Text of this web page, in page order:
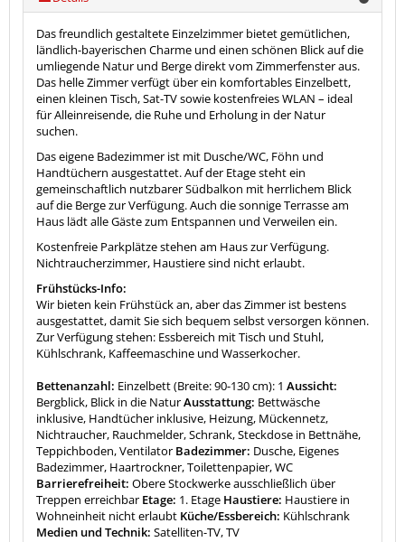
Das freundlich gestaltete Einzelzimmer bietet gemütlichen,
ländlich-bayerischen Charme und einen schönen Blick auf die
umliegende Natur und Berge direkt vom Zimmerfenster aus.
Das helle Zimmer verfügt über ein komfortables Einzelbett,
einen kleinen Tisch, Sat-TV sowie kostenfreies WLAN – ideal
für Alleinreisende, die Ruhe und Erholung in der Natur
suchen.
Das eigene Badezimmer ist mit Dusche/WC, Föhn und
Handtüchern ausgestattet. Auf der Etage steht ein
gemeinschaftlich nutzbarer Südbalkon mit herrlichem Blick
auf die Berge zur Verfügung. Auch die sonnige Terrasse am
Haus lädt alle Gäste zum Entspannen und Verweilen ein.
Kostenfreie Parkplätze stehen am Haus zur Verfügung.
Nichtraucherzimmer, Haustiere sind nicht erlaubt.
Frühstücks-Info:
Wir bieten kein Frühstück an, aber das Zimmer ist bestens
ausgestattet, damit Sie sich bequem selbst versorgen können.
Zur Verfügung stehen: Essbereich mit Tisch und Stuhl,
Kühlschrank, Kaffeemaschine und Wasserkocher.
Bettenanzahl: Einzelbett (Breite: 90-130 cm): 1 Aussicht:
Bergblick, Blick in die NaturAusstattung: Bettwäsche
inklusive, Handtücher inklusive, Heizung, Mückennetz,
Nichtraucher, Rauchmelder, Schrank, Steckdose in Bettnähe,
Teppichboden, Ventilator Badezimmer: Dusche, Eigenes
Badezimmer, Haartrockner, Toilettenpapier, WC
Barrierefreiheit: Obere Stockwerke ausschließlich über
Treppen erreichbar Etage: 1. Etage Haustiere: Haustiere in
Wohneinheit nicht erlaubt Küche/Essbereich: Kühlschrank
Medien und Technik: Satelliten-TV, TV